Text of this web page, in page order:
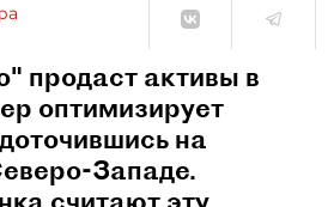
продаст активы в
оптимизирует
на
Западе.